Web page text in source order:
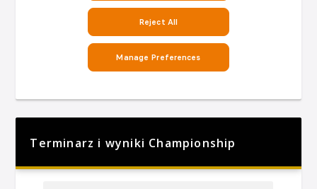
Terminarz i wyniki Championship